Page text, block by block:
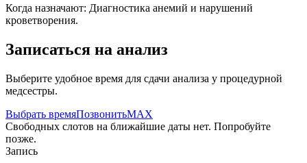
Когда назначают: Диагностика анемий и нарушений
кроветворения.
Записаться на анализ
Выберите удобное время для сдачи анализа у процедурной
медсестры.
Выбрать времяПозвонитьMAX
Свободных слотов на ближайшие даты нет. Попробуйте
позже.
Запись